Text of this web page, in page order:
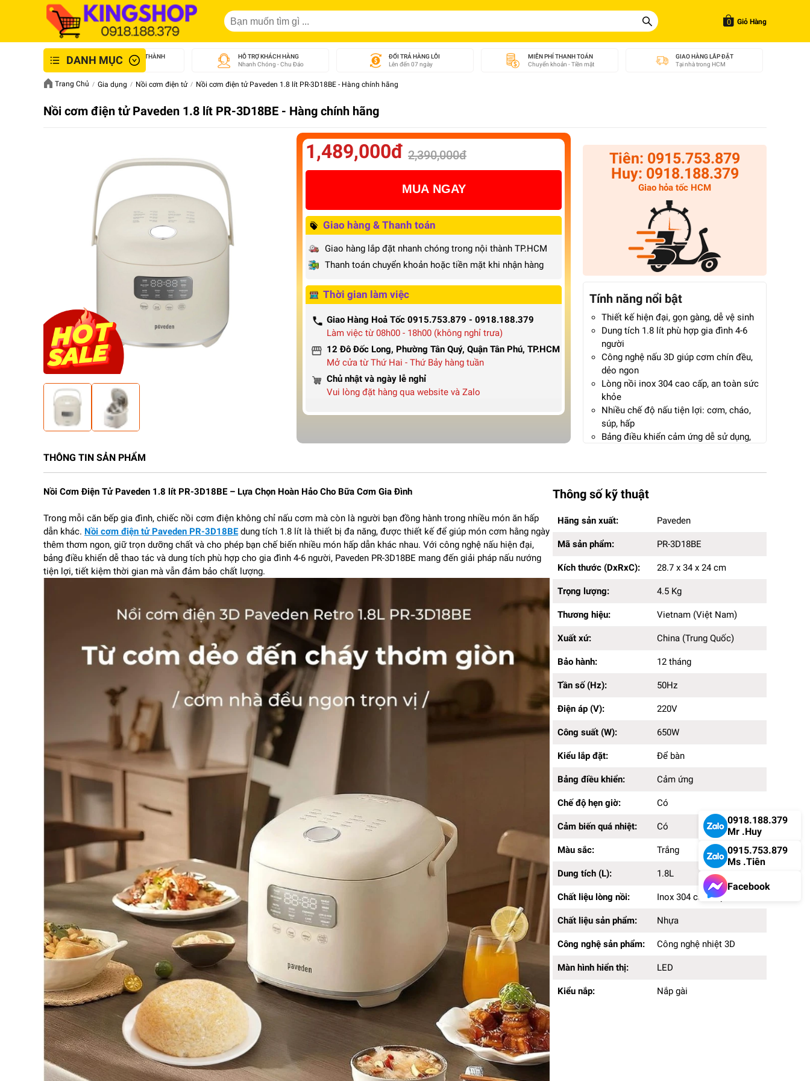
0 Giỏ Hàng
DANH MỤCGIAO NHANH NỘI THÀNH
An Toàn - Tận Tâm
HỖ TRỢ KHÁCH HÀNG
Nhanh Chóng - Chu Đáo
ĐỔI TRẢ HÀNG LỖI
Lên đến 07 ngày
MIỄN PHÍ THANH TOÁN
Chuyển khoản - Tiền mặt
GIAO HÀNG LẮP ĐẶT
Tại nhà trong HCM
Trang Chủ Gia dụng Nồi cơm điện tử Nồi cơm điện tử Paveden 1.8 lít PR-3D18BE - Hàng chính hãng
Nồi cơm điện tử Paveden 1.8 lít PR-3D18BE - Hàng chính hãng
1,489,000đ 2,390,000đ
MUA NGAY
Giao hàng & Thanh toán
Giao hàng lắp đặt nhanh chóng trong nội thành TP.HCM
Thanh toán chuyển khoản hoặc tiền mặt khi nhận hàng
Thời gian làm việc
Giao Hàng Hoả Tốc 0915.753.879 - 0918.188.379
Làm việc từ 08h00 - 18h00 (không nghỉ trưa)
12 Đô Đốc Long, Phường Tân Quý, Quận Tân Phú, TP.HCM
Mở cửa từ Thứ Hai - Thứ Bảy hàng tuần
Chủ nhật và ngày lễ nghỉ
Vui lòng đặt hàng qua website và Zalo
Tiên: 0915.753.879
Huy: 0918.188.379
Giao hỏa tốc HCM
Tính năng nổi bật
Thiết kế hiện đại, gọn gàng, dễ vệ sinh
Dung tích 1.8 lít phù hợp gia đình 4-6
người
Công nghệ nấu 3D giúp cơm chín đều,
dẻo ngon
Lòng nồi inox 304 cao cấp, an toàn sức
khỏe
Nhiều chế độ nấu tiện lợi: cơm, cháo,
súp, hấp
Bảng điều khiển cảm ứng dễ sử dụng,
đổi màu
Bảo hành 12 tháng chính hãng
THÔNG TIN SẢN PHẨM
Nồi Cơm Điện Tử Paveden 1.8 lít PR-3D18BE – Lựa Chọn Hoàn Hảo Cho Bữa Cơm Gia Đình
Trong mỗi căn bếp gia đình, chiếc nồi cơm điện không chỉ nấu cơm mà còn là người bạn đồng hành trong nhiều món ăn hấp
dẫn khác. Nồi cơm điện tử Paveden PR-3D18BEdung tích 1.8 lít là thiết bị đa năng, được thiết kế để giúp món cơm hằng ngày
thêm thơm ngon, giữ trọn dưỡng chất và cho phép bạn chế biến nhiều món hấp dẫn khác nhau. Với công nghệ nấu hiện đại,
bảng điều khiển dễ thao tác và dung tích phù hợp cho gia đình 4-6 người, Paveden PR-3D18BE mang đến giải pháp nấu nướng
tiện lợi, tiết kiệm thời gian mà vẫn đảm bảo chất lượng.
Hãng sản xuất:Paveden
Mã sản phẩm:
Kích thước (DxRxC):
28.7 x 34 x 24cm
Thương hiệu:Vietnam (Việt Nam)
Bảo hành:12 tháng
Tần số (Hz):
Điện áp (V):
Công suất (W):
Bảng điều khiển:
Cảm biến quá nhiệt:
Dung tích (L):
Chất liệu lòng nồi:
Inox 304 cao cấp
Chất liệu sản phẩm:
Công nghệ sản phẩm:
Công nghệ nhiệt 3D
Kiểu nắp:Nắp gài
Thông số kỹ thuật
Hãng sản xuất: Paveden
Mã sản phẩm: PR-3D18BE
Kích thước (DxRxC): 28.7 x 34 x 24 cm
Trọng lượng: 4.5 Kg
Thương hiệu: Vietnam (Việt Nam)
Xuất xứ: China (Trung Quốc)
Bảo hành: 12 tháng
Tần số (Hz): 50Hz
Điện áp (V): 220V
Công suất (W): 650W
Kiểu lắp đặt: Để bàn
Bảng điều khiển: Cảm ứng
Chế độ hẹn giờ: Có
Cảm biến quá nhiệt: Có
Màu sắc: Trắng
Dung tích (L): 1.8L
Chất liệu lòng nồi: Inox 304 cao cấp
Chất liệu sản phẩm: Nhựa
Công nghệ sản phẩm: Công nghệ nhiệt 3D
Màn hình hiển thị: LED
Kiểu nắp: Nắp gài
0918.188.379
Mr .Huy
0915.753.879
Ms .Tiên
Facebook